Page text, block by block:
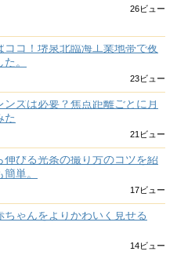
26ビュー
コ！堺泉北臨海工業地帯で夜
。
23ビュー
ンズは必要？焦点距離ごとに月
た
21ビュー
びる光条の撮り方のコツを紹
単。
17ビュー
ゃんをよりかわいく見せる
14ビュー